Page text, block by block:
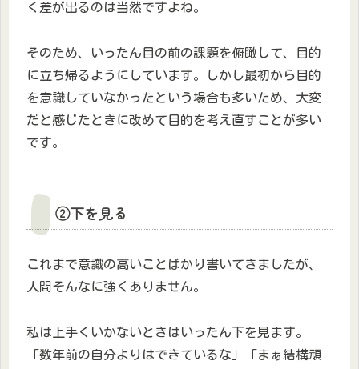
く差が出るのは当然ですよね。
そのため、いったん目の前の課題を俯瞰して、目的
に立ち帰るようにしています。しかし最初から目的
を意識していなかったという場合も多いため、大変
だと感じたときに改めて目的を考え直すことが多い
です。
②下を見る
これまで意識の高いことばかり書いてきましたが、
人間そんなに強くありません。
私は上手くいかないときはいったん下を見ます。
「数年前の自分よりはできているな」「まぁ結構頑